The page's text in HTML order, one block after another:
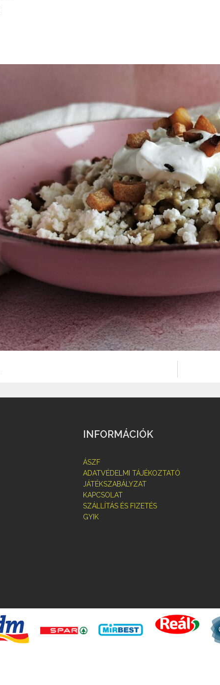
INFORMÁCIÓK
ÁSZF
ADATVÉDELMI TÁJÉKOZTATÓ
JÁTÉKSZABÁLYZAT
KAPCSOLAT
SZÁLLÍTÁS ÉS FIZETÉS
GYIK